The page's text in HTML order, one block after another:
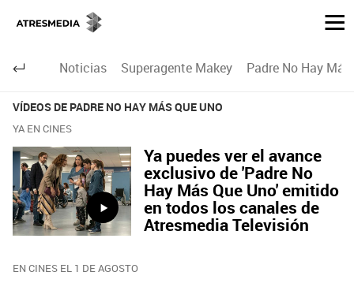
Noticias Superagente Makey Padre No Hay
VÍDEOS DE PADRE NO HAY MÁS QUE UNO
YA EN CINES
Ya puedes ver el avance
exclusivo de 'Padre No
Hay Más Que Uno' emitido
en todos los canales de
Atresmedia Televisión
EN CINES EL 1 DE AGOSTO